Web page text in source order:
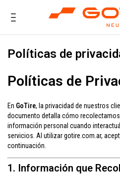
Políticas de
Políticas de
En GoTire, la privacidad de nuestros
documento detalla cómo
información personal cuando
servicios. Al utilizar gotire.com.ar,
continuación.
1. Información que